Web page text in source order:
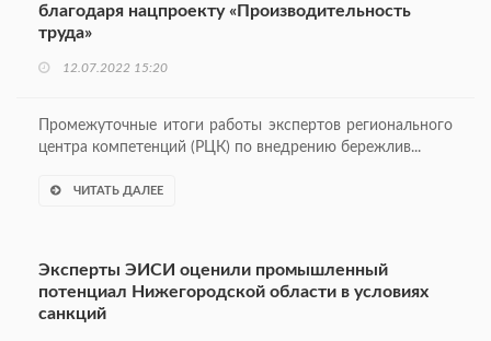
благодаря нацпроекту «Производительность
труда»
12.07.2022 15:20
Промежуточные итоги работы экспертов регионального
центра компетенций (РЦК) по внедрению бережлив...
ЧИТАТЬ ДАЛЕЕ
Эксперты ЭИСИ оценили промышленный
потенциал Нижегородской области в условиях
санкций